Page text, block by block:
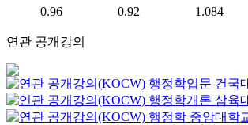
0.96 0.92 1.084
연관 공개강의
행정학입문 건국
행정학개론 삼육
행정학 중앙대학